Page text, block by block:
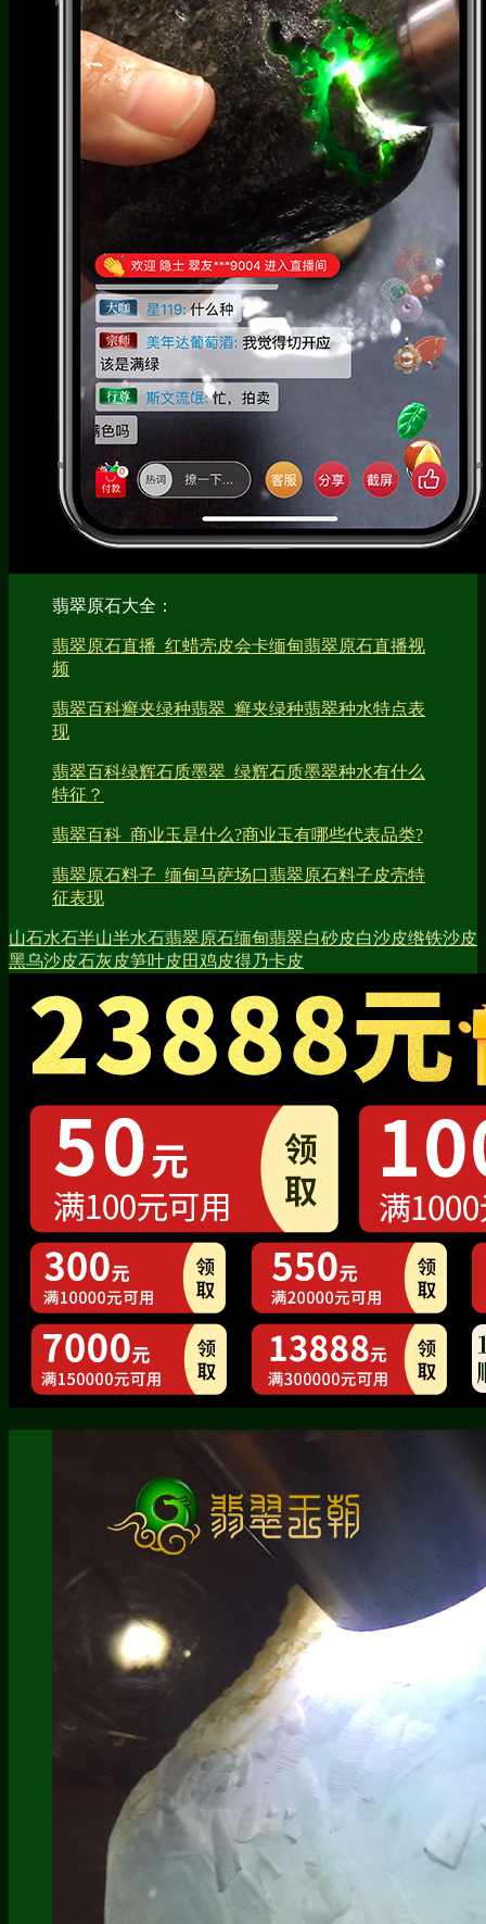
翡翠原石大全：
翡翠原石直播_红蜡壳皮会卡缅甸翡翠原石直播视
频
翡翠百科癣夹绿种翡翠_癣夹绿种翡翠种水特点表
现
翡翠百科绿辉石质墨翠_绿辉石质墨翠种水有什么
特征？
翡翠百科_商业玉是什么?商业玉有哪些代表品类?
翡翠原石料子_缅甸马萨场口翡翠原石料子皮壳特
征表现
山石水石半山半水石翡翠原石缅甸翡翠白砂皮白沙皮绺铁沙皮
黑乌沙皮石灰皮笋叶皮田鸡皮得乃卡皮